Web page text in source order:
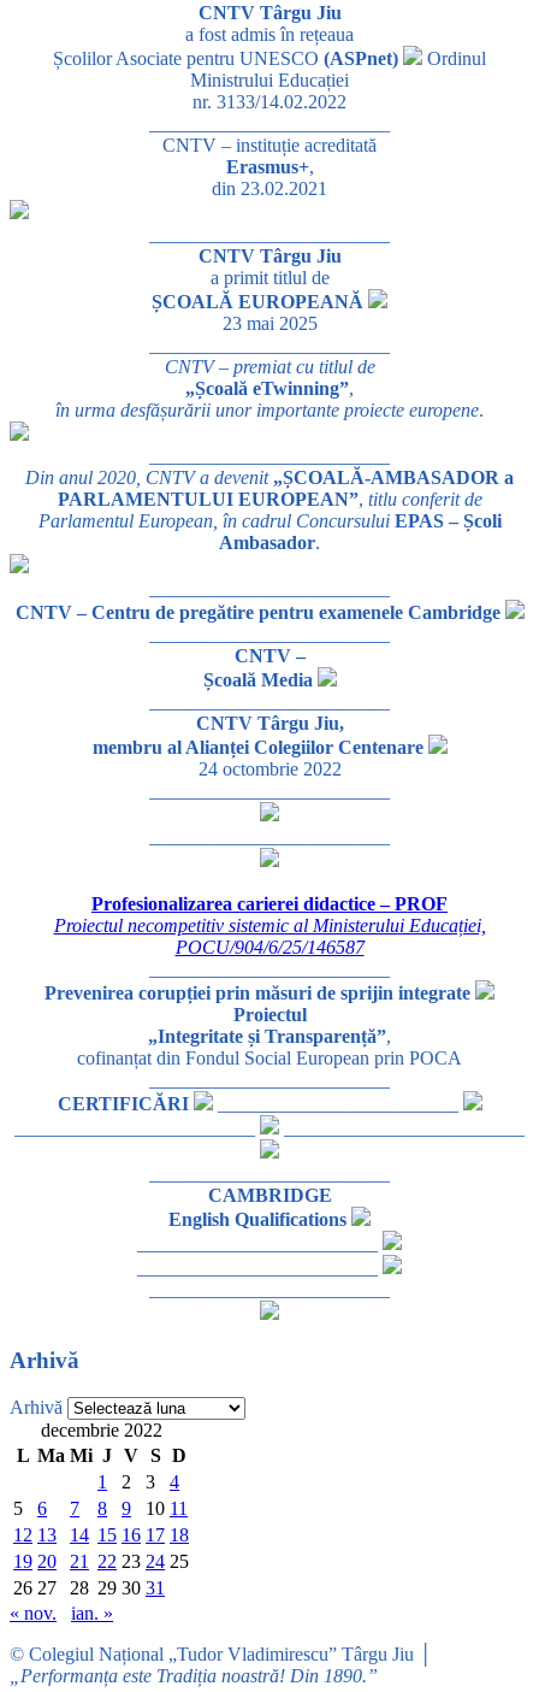
CNTV Târgu Jiu
a fost admis în rețeaua
Școlilor Asociate pentru UNESCO (ASPnet)
Ordinul
Ministrului Educației
nr. 3133/14.02.2022
CNTV – instituție acreditată
Erasmus+,
din 23.02.2021
CNTV Târgu Jiu
a primit titlul de
ȘCOALĂ EUROPEANĂ
23 mai 2025
CNTV – premiat cu titlul de
„Școală eTwinning”,
în urma desfășurării unor importante proiecte europene.
Din anul 2020, CNTV a devenit „ȘCOALĂ-AMBASADOR a
PARLAMENTULUI EUROPEAN”, titlu conferit de
Parlamentul European, în cadrul Concursului EPAS – Școli
Ambasador.
CNTV – Centru de pregătire pentru examenele Cambridge
CNTV –
Școală Media
CNTV Târgu Jiu,
membru al Alianței Colegiilor Centenare
24 octombrie 2022
Profesionalizarea carierei didactice – PROF
Proiectul necompetitiv sistemic al Ministerului Educației,
POCU/904/6/25/146587
Prevenirea corupției prin măsuri de sprijin integrate
Proiectul
„Integritate și Transparență”,
cofinanțat din Fondul Social European prin POCA
CERTIFICĂRI
_________________________
CAMBRIDGE
English Qualifications
Arhivă
Arhivă
decembrie 2022
L Ma Mi J V S D
1
2 3
4
5
6 7 8 9 10 11
12 13 14 15 16 17 18
19 20 21 22 23 24 25
26 27 28 29 30 31
« nov.
ian. »
© Colegiul Național „Tudor Vladimirescu” Târgu Jiu │
„Performanța este Tradiția noastră! Din 1890.”